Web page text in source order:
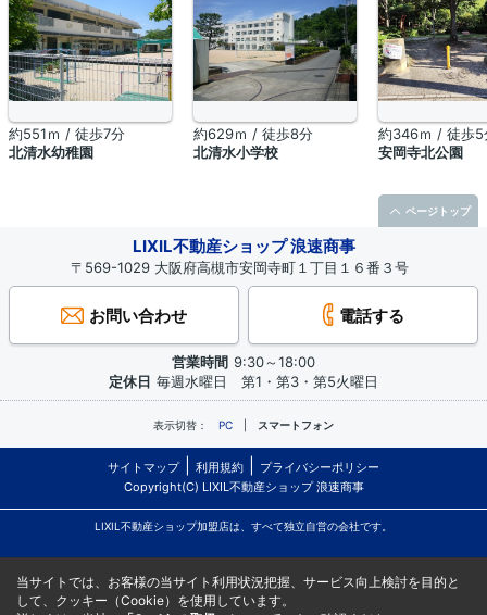
約551ｍ / 徒歩7分
北清水幼稚園
約629ｍ / 徒歩8分
北清水小学校
約346ｍ / 徒歩5
安岡寺北公園
LIXIL不動産ショップ 浪速商事
〒569-1029 大阪府高槻市安岡寺町１丁目１６番３号
お問い合わせ 電話する
営業時間 9:30～18:00
定休日 毎週水曜日 第1・第3・第5火曜日
表示切替： PC スマートフォン
サイトマップ 利用規約
プライバシーポリシー
Copyright(C) LIXIL不動産ショップ 浪速商事
LIXIL不動産ショップ加盟店は、すべて独立自営の会社です。
ページトップ
当サイトでは、お客様の当サイト利用状況把握、サービス向上検討を目的と
して、クッキー（Cookie）を使用しています。